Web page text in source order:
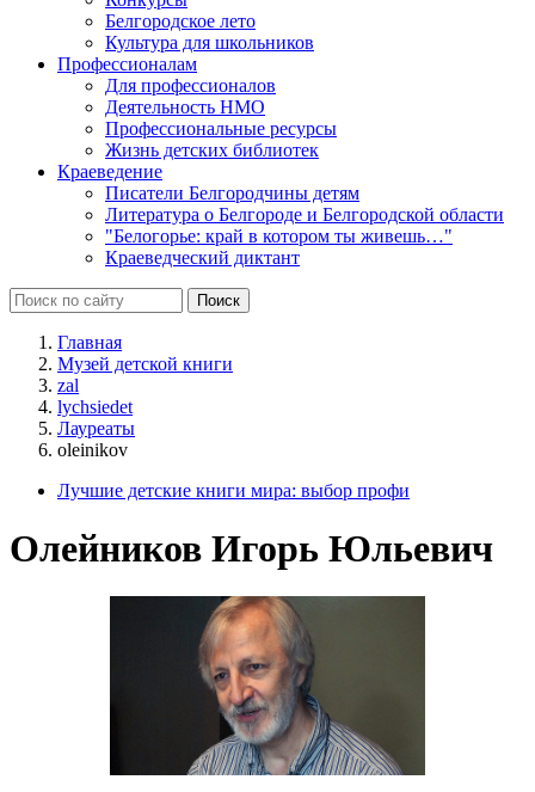
Белгородское лето
Культура для школьников
Профессионалам
Для профессионалов
Деятельность НМО
Профессиональные ресурсы
Жизнь детских библиотек
Краеведение
Писатели Белгородчины детям
Литература о Белгороде и Белгородской области
"Белогорье: край в котором ты живешь…"
Краеведческий диктант
Главная
Музей детской книги
zal
lychsiedet
Лауреаты
oleinikov
Лучшие детские книги мира: выбор профи
Олейников Игорь Юльевич